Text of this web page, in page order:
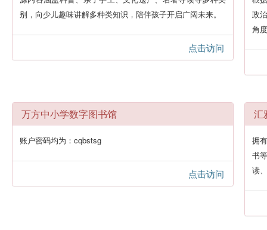
别，向少儿趣味讲解多种类知识，陪伴孩子开启广阔未来。
点击访问
政
角
万方中小学数字图书馆
账户密码均为：cqbstsg
点击访问
汇
拥
书
读